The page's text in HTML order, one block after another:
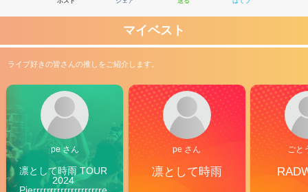
マイベスト
ライブ好きの皆さんの推しをご紹介します。
pe さん
凛として時雨 TOUR
2024
Pierrrrrrrrrrrrrrrrrrrre
pe さん
凛として時雨
ごと